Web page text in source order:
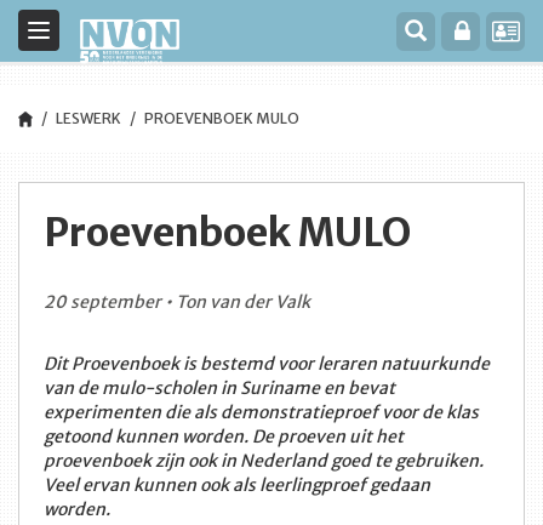
Toggle
navigation
LESWERK PROEVENBOEK MULO
Proevenboek MULO
20 september • Ton van der Valk
Dit Proevenboek is bestemd voor leraren natuurkunde
van de mulo-scholen in Suriname en bevat
experimenten die als demonstratieproef voor de klas
getoond kunnen worden. De proeven uit het
proevenboek zijn ook in Nederland goed te gebruiken.
Veel ervan kunnen ook als leerlingproef gedaan
worden.